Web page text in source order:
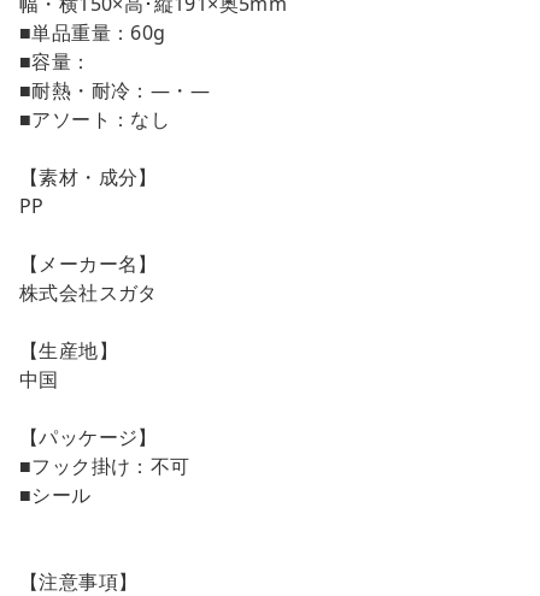
■単品重量：60g
■容量：
■耐熱・耐冷：―・―
■アソート：なし
【素材・成分】
PP
【メーカー名】
株式会社スガタ
【生産地】
中国
【パッケージ】
■フック掛け：不可
■シール
【注意事項】